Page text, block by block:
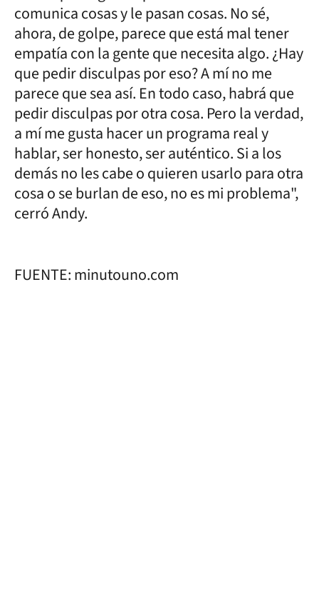
comunica cosas y le pasan cosas. No sé,
ahora, de golpe, parece que está mal tener
empatía con la gente que necesita algo. ¿Hay
que pedir disculpas por eso? A mí no me
parece que sea así. En todo caso, habrá que
pedir disculpas por otra cosa. Pero la verdad,
a mí me gusta hacer un programa real y
hablar, ser honesto, ser auténtico. Si a los
demás no les cabe o quieren usarlo para otra
cosa o se burlan de eso, no es mi problema",
cerró Andy.
FUENTE: minutouno.com